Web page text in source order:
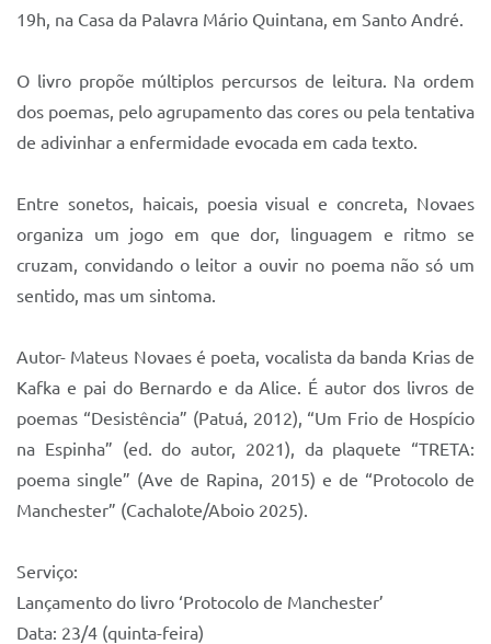
Sistema Colab
Autarquias
19h, na Casa da Palavra Mário Quintana, em Santo André.
O livro propõe múltiplos percursos de leitura. Na ordem
dos poemas, pelo agrupamento das cores ou pela tentativa
de adivinhar a enfermidade evocada em cada texto.
Entre sonetos, haicais, poesia visual e concreta, Novaes
organiza um jogo em que dor, linguagem e ritmo se
cruzam, convidando o leitor a ouvir no poema não só um
sentido, mas um sintoma.
Autor- Mateus Novaes é poeta, vocalista da banda Krias de
Kafka e pai do Bernardo e da Alice. É autor dos livros de
poemas “Desistência” (Patuá, 2012), “Um Frio de Hospício
na Espinha” (ed. do autor, 2021), da plaquete “TRETA:
poema single” (Ave de Rapina, 2015) e de “Protocolo de
Manchester” (Cachalote/Aboio 2025).
Serviço:
Lançamento do livro ‘Protocolo de Manchester’
Data: 23/4 (quinta-feira)